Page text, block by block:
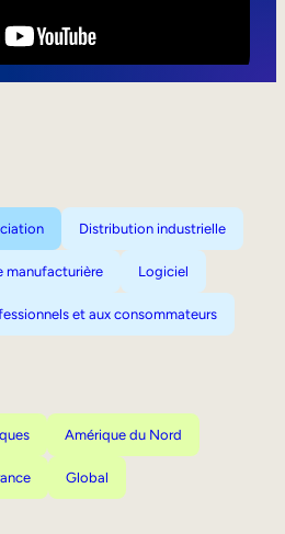
Distribution industrielle
manufacturière Logiciel
et aux consommateurs
Amérique du Nord
Global